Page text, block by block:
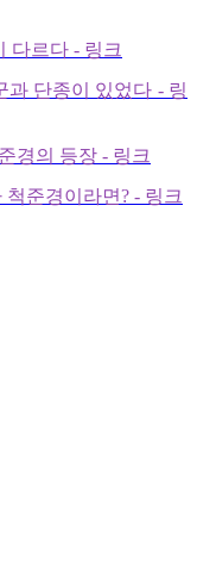
다르다 - 링크
과 단종이 있었다 - 링
경의 등장 - 링크
준경이라면? - 링크